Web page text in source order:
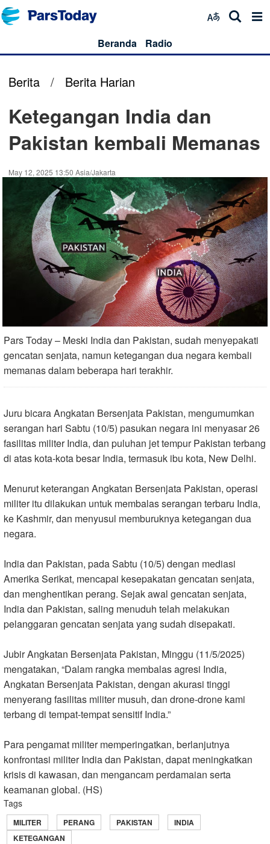
Beranda Radio
Berita / Berita Harian
Ketegangan India dan
Pakistan kembali Memanas
May 12, 2025 13:50 Asia/Jakarta
Pars Today – Meski India dan Pakistan, sudah menyepakati
gencatan senjata, namun ketegangan dua negara kembali
memanas dalam beberapa hari terakhir.
Juru bicara Angkatan Bersenjata Pakistan, mengumumkan
serangan hari Sabtu (10/5) pasukan negara ini menyasar 26
fasilitas militer India, dan puluhan jet tempur Pakistan terbang
di atas kota-kota besar India, termasuk ibu kota, New Delhi.
Menurut keterangan Angkatan Bersenjata Pakistan, operasi
militer itu dilakukan untuk membalas serangan terbaru India,
ke Kashmir, dan menyusul memburuknya ketegangan dua
negara.
India dan Pakistan, pada Sabtu (10/5) dengan mediasi
Amerika Serikat, mencapai kesepakatan gencatan senjata,
dan menghentikan perang. Sejak awal gencatan senjata,
India dan Pakistan, saling menuduh telah melakukan
pelanggaran gencatan senjata yang sudah disepakati.
Jubir Angkatan Bersenjata Pakistan, Minggu (11/5/2025)
mengatakan, “Dalam rangka membalas agresi India,
Angkatan Bersenjata Pakistan, dengan akurasi tinggi
menyerang fasilitas militer musuh, dan drone-drone kami
terbang di tempat-tempat sensitif India.”
Para pengamat militer memperingatkan, berlanjutnya
konfrontasi militer India dan Pakistan, dapat meningkatkan
krisis di kawasan, dan mengancam perdamaian serta
keamanan global. (HS)
Tags
MILITER PERANG PAKISTAN
INDIA
KETEGANGAN